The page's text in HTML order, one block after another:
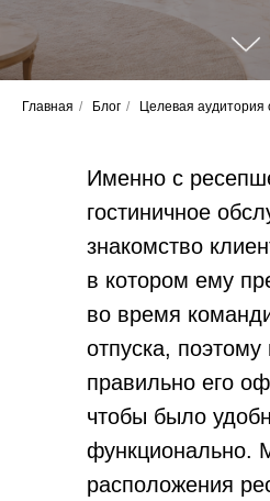
Главная / Блог / Целевая аудитория
Именно с
гостиничное
знакомство
в котором ему
во время
отпуска,
правильно его
чтобы было
функционально.
расположения